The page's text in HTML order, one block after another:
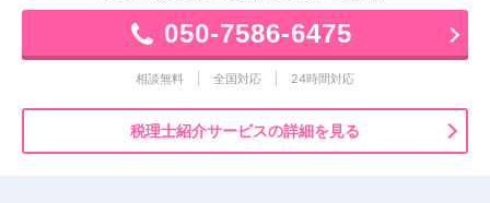
050-7586-6475
相談無料 全国対応 24時間対応
税理士紹介サービスの詳細を見る